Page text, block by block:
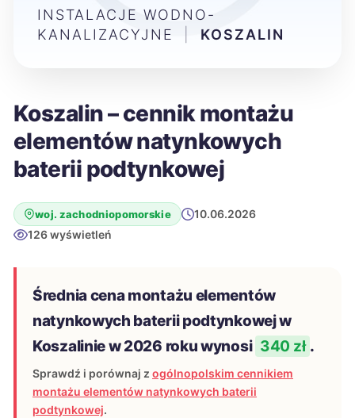
Koszalin – cennik montażu
elementów natynkowych
baterii podtynkowej
woj. zachodniopomorskie
10.06.2026
126 wyświetleń
Średnia cena montażu elementów
natynkowych baterii podtynkowej w
Koszalinie w 2026 roku wynosi 340 zł .
Sprawdź i porównaj z ogólnopolskim cennikiem
montażu elementów natynkowych baterii
podtynkowej.
INSTALACJE WODNO-
KANALIZACYJNE
KOSZALIN